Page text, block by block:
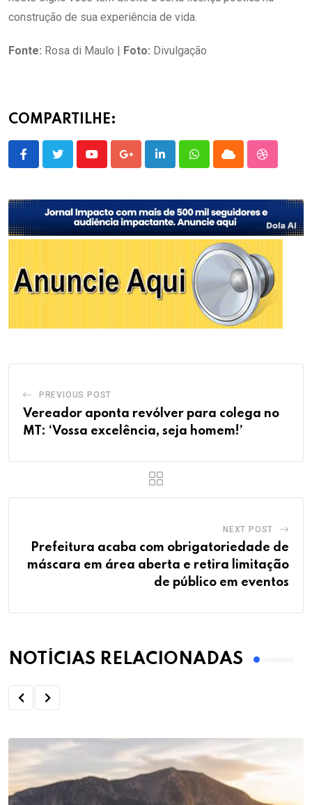
construção de sua experiência de vida.
Fonte: Rosa di Maulo | Foto: Divulgação
COMPARTILHE:
YoutubeGoogle+LinkedInWhatsappCloud
PREVIOUS POST
Vereador aponta revólver para colega no
MT: ‘Vossa excelência, seja homem!’
NEXT POST
Prefeitura acaba com obrigatoriedade de
máscara em área aberta e retira limitação
de público em eventos
NOTÍCIAS RELACIONADAS